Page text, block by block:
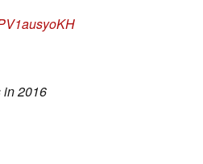
in 2016